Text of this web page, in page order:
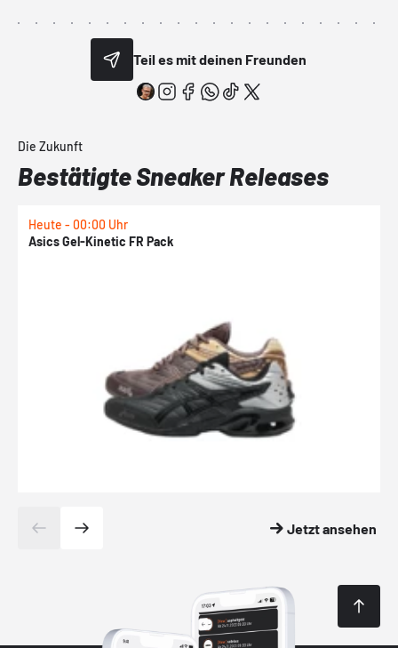
Teil es mit deinen Freunden
Die Zukunft
Bestätigte Sneaker Releases
Heute - 00:00 Uhr
Asics Gel-Kinetic FR Pack
Jetzt ansehen